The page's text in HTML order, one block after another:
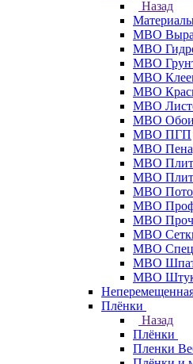
Назад
МВО
МВО
МВО
МВО
МВО
МВО
МВО Обои
МВО ПГП
МВО Пена,
МВО
МВО
МВО
МВО
МВО
МВО
МВО
МВО
МВО
Плёнки
Назад
Плёнки
Пленки